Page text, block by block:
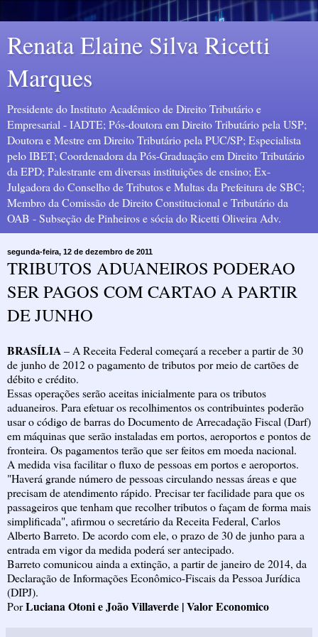
Renata Elaine Silva Ricetti
Marques
Presidente do Instituto Acadêmico de Direito Tributário e
Empresarial - IADTE; Pós-doutora em Direito Tributário pela USP;
Doutora e Mestre em Direito Tributário pela PUC/SP; Especialista
pelo IBET; Coordenadora da Pós-Graduação em Direito Tributário
da EPD; Palestrante em diversas instituições de ensino; Ex-
Julgadora do Conselho de Tributos e Multas da Prefeitura de SBC;
Membro da Comissão de Direito Constitucional e Tributário da
OAB - Subseção de Pinheiros e sócia do Ricetti Oliveira Adv.
segunda-feira, 12 de dezembro de 2011
TRIBUTOS ADUANEIROS PODERAO
SER PAGOS COM CARTAO A PARTIR
DE JUNHO
BRASÍLIA– A Receita Federal começará a receber a partir de 30
de junho de 2012 o pagamento de tributos por meio de cartões de
débito e crédito.
Essas operações serão aceitas inicialmente para os tributos
aduaneiros. Para efetuar os recolhimentos os contribuintes poderão
usar o código de barras do Documento de Arrecadação Fiscal (Darf)
em máquinas que serão instaladas em portos, aeroportos e pontos de
fronteira. Os pagamentos terão que ser feitos em moeda nacional.
A medida visa facilitar o fluxo de pessoas em portos e aeroportos.
"Haverá grande número de pessoas circulando nessas áreas e que
precisam de atendimento rápido. Precisar ter facilidade para que os
passageiros que tenham que recolher tributos o façam de forma mais
simplificada", afirmou o secretário da Receita Federal, Carlos
Alberto Barreto. De acordo com ele, o prazo de 30 de junho para a
entrada em vigor da medida poderá ser antecipado.
Barreto comunicou ainda a extinção, a partir de janeiro de 2014, da
Declaração de Informações Econômico-Fiscais da Pessoa Jurídica
(DIPJ).
PorLuciana Otoni e João Villaverde | Valor Economico